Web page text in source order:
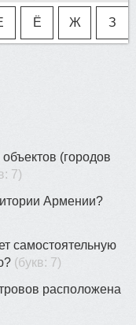
Ё Ж З
(городов
7)
Армении?
самостоятельную
(букв: 7)
расположена